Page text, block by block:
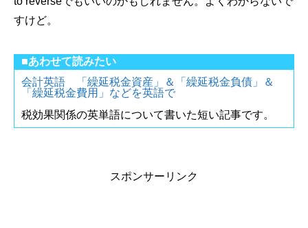
すけど。
■あわせて読みたい
会計英語 「繰延税金資産」＆「繰延税金負債」＆
「繰延税金費用」などを英語で
税効果関係の英単語について書いた短い記事です。
スポンサーリンク